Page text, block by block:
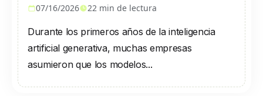
07/16/2026 22 min de lectura
Durante los primeros años de la inteligencia
artificial generativa, muchas empresas
asumieron que los modelos...